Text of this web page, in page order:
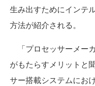
生み出すためにインテ
方法が紹介される。
「プロセッサーメー
がもたらすメリットと
サー搭載システムにお